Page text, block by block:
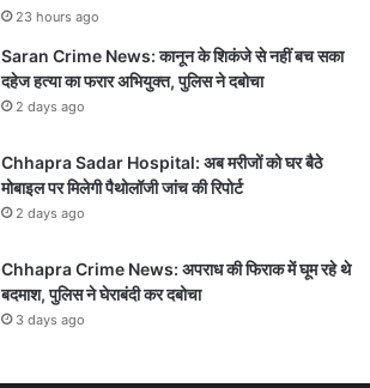
23 hours ago
Saran Crime News: कानून के शिकंजे से नहीं बच सका
दहेज हत्या का फरार अभियुक्त, पुलिस ने दबोचा
2 days ago
Chhapra Sadar Hospital: अब मरीजों को घर बैठे
मोबाइल पर मिलेगी पैथोलॉजी जांच की रिपोर्ट
2 days ago
Chhapra Crime News: अपराध की फिराक में घूम रहे थे
बदमाश, पुलिस ने घेराबंदी कर दबोचा
3 days ago